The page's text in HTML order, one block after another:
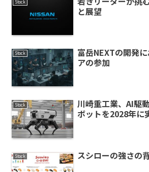
Stock
と展望
Stock
富岳NEXTの開発
アの参加
Stock
川崎重工業、AI駆
ボットを2028年に
Stock スシローの強さの